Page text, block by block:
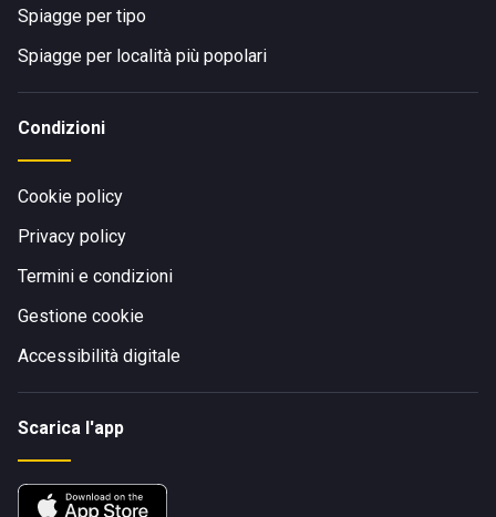
Spiagge per tipo
Spiagge per località più popolari
Condizioni
Cookie policy
Privacy policy
Termini e condizioni
Gestione cookie
Accessibilità digitale
Scarica l'app